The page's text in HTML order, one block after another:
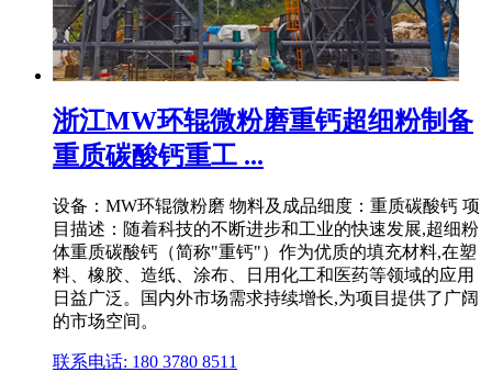
浙江MW环辊微粉磨重钙超细粉制备
重质碳酸钙重工 ...
设备：MW环辊微粉磨 物料及成品细度：重质碳酸钙 项
目描述：随着科技的不断进步和工业的快速发展,超细粉
体重质碳酸钙（简称"重钙"）作为优质的填充材料,在塑
料、橡胶、造纸、涂布、日用化工和医药等领域的应用
日益广泛。国内外市场需求持续增长,为项目提供了广阔
的市场空间。
联系电话: 180 3780 8511